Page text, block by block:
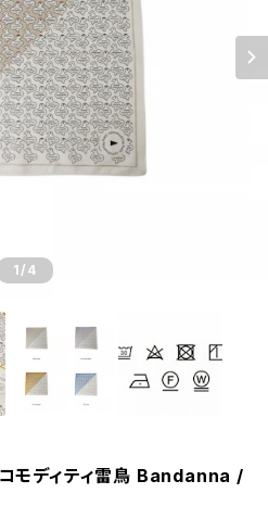
1 /4
ディティ雷鳥 Bandanna /